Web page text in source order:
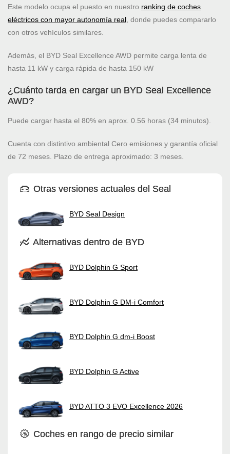
Este modelo ocupa el puesto en nuestro ranking de coches
eléctricos con mayor autonomía real, donde puedes compararlo
con otros vehículos similares.
Además, el BYD Seal Excellence AWD permite carga lenta de
hasta 11 kW y carga rápida de hasta 150 kW
¿Cuánto tarda en cargar un BYD Seal Excellence
AWD?
Puede cargar hasta el 80% en aprox. 0.56 horas (34 minutos).
Cuenta con distintivo ambiental Cero emisiones y garantía oficial
de 72 meses. Plazo de entrega aproximado: 3 meses.
Otras versiones actuales del Seal
BYD Seal Design
Alternativas dentro de BYD
BYD Dolphin G Sport
BYD Dolphin G DM-i Comfort
BYD Dolphin G dm-i Boost
BYD Dolphin G Active
BYD ATTO 3 EVO Excellence 2026
Coches en rango de precio similar